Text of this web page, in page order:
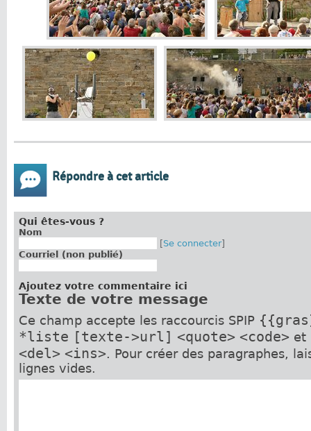
Répondre à cet article
Qui êtes-vous ?
Nom
[Se connecter]
Courriel (non publié)
Ajoutez votre commentaire ici
Texte de votre message
Ce champ accepte les raccourcis SPIP
*liste [texte->url] <quote> <code>et
<del> <ins>. Pour créer des paragraphes,
lignes vides.